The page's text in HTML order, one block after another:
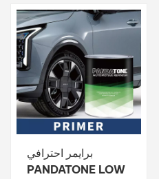
برايمر احترافي
PANDATONE LOW